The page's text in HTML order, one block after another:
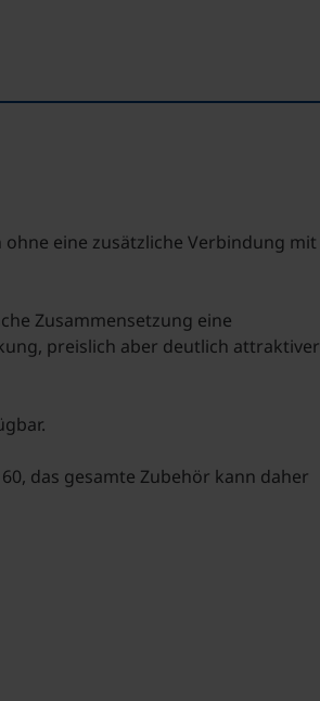
eine zusätzliche Verbindung mit
Zusammensetzung eine
preislich aber deutlich attraktiver
das gesamte Zubehör kann daher